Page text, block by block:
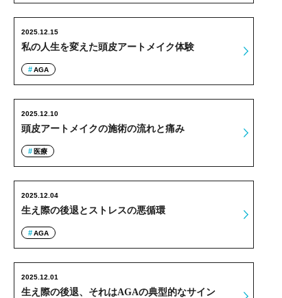
私の人生を変えた頭皮アートメイク体験
2025.12.15
AGA
頭皮アートメイクの施術の流れと痛み
2025.12.10
医療
生え際の後退とストレスの悪循環
2025.12.04
AGA
生え際の後退、それはAGAの典型的なサイン
2025.12.01